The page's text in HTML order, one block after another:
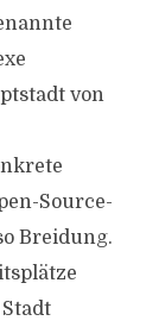
von
Source-
Breidung.